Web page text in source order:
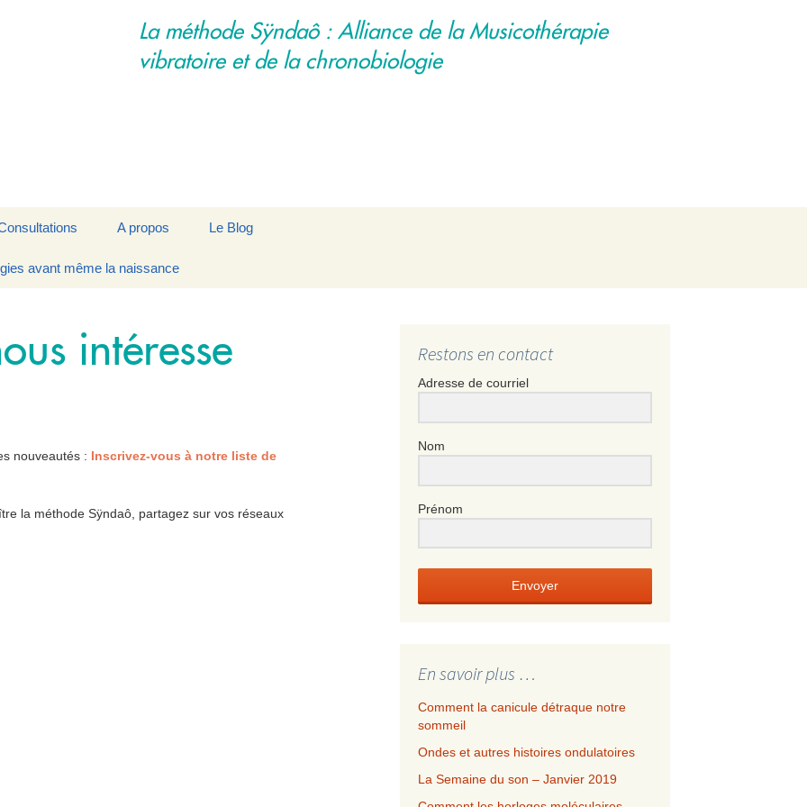
La méthode Sÿndaô : Alliance de la Musicothérapie
vibratoire et de la chronobiologie
La Synchronisation par
d’une
A propos
Contact
Le Blog
avant même la naissance
intéresse
nouveautés : Inscrivez-vous à notre liste de
la méthode Sÿndaô, partagez sur vos réseaux
Restons en contact
Adresse de courriel
Nom
Prénom
Envoyer
En savoir plus …
Comment la canicule détraque notre
sommeil
Ondes et autres histoires ondulatoires
La Semaine du son – Janvier 2019